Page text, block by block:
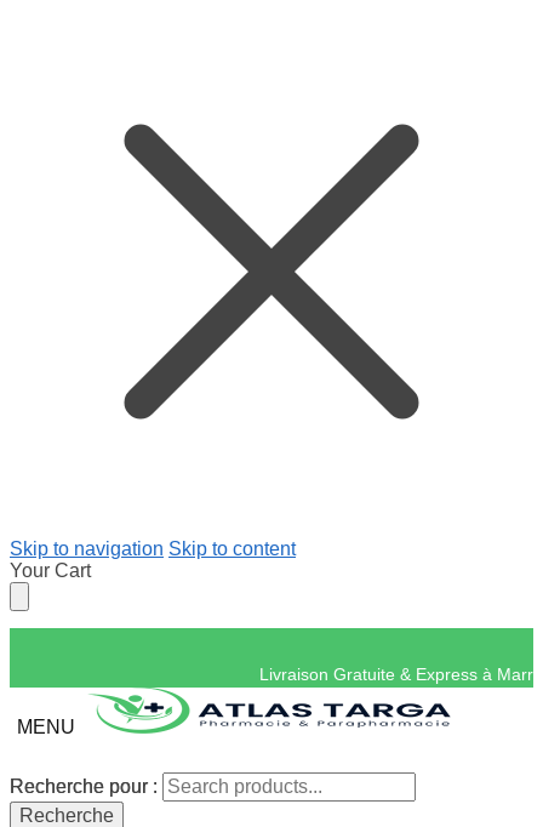
Skip to navigation Skip to content
Your Cart
Livraison Gratuite
MENU
Recherche pour :
Recherche
Recherche pour :
Recherche